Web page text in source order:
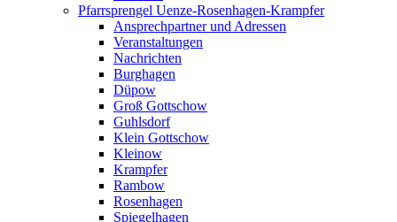
Pfarrsprengel Uenze-Rosenhagen-Krampfer
Ansprechpartner und Adressen
Veranstaltungen
Nachrichten
Burghagen
Düpow
Groß Gottschow
Guhlsdorf
Klein Gottschow
Kleinow
Krampfer
Rambow
Rosenhagen
Spiegelhagen